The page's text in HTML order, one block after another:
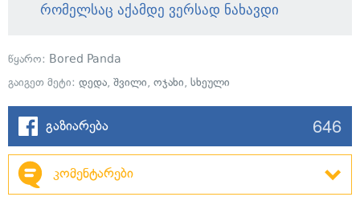
რომელსაც აქამდე ვერსად ნახავდი
წყარო: Bored Panda
გაიგეთ მეტი: დედა, შვილი, ოჯახი, სხეული
გაზიარება 646
კომენტარები